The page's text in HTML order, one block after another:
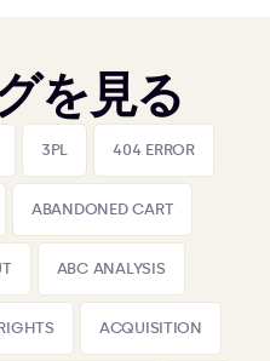
を見る
3PL 404 ERROR
ABANDONED CART
ABC ANALYSIS
ACQUISITION